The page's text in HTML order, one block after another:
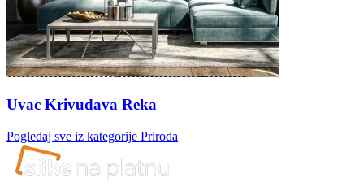
Uvac Krivudava Reka
Pogledaj sve iz kategorije Priroda